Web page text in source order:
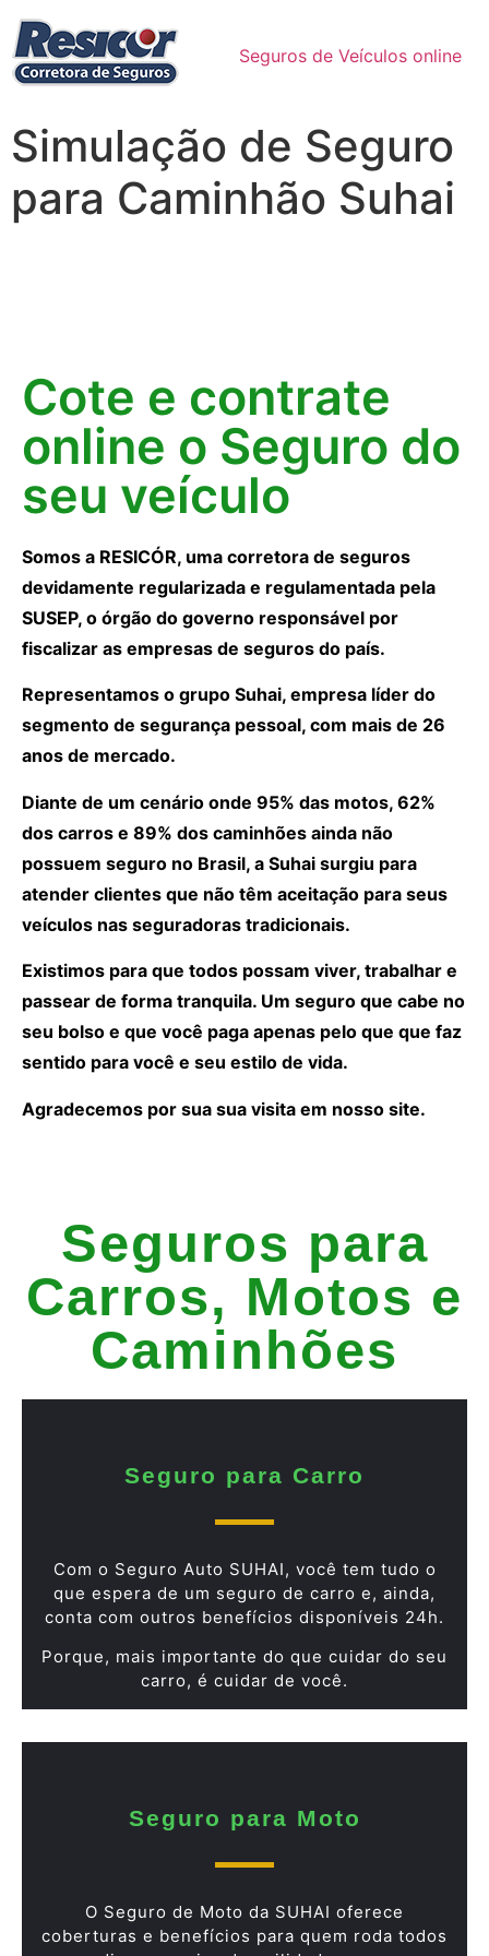
Seguros de Veículos online
Simulação de Seguro
para Caminhão Suhai
Cote e contrate
online o Seguro do
seu veículo
Somos a RESICÓR, uma corretora de seguros
devidamente regularizada e regulamentada pela
SUSEP, o órgão do governo responsável por
fiscalizar as empresas de seguros do país.
Representamos o grupo Suhai, empresa líder do
segmento de segurança pessoal, com mais de 26
anos de mercado.
Diante de um cenário onde 95% das motos, 62%
dos carros e 89% dos caminhões ainda não
possuem seguro no Brasil, a Suhai surgiu para
atender clientes que não têm aceitação para seus
veículos nas seguradoras tradicionais.
Existimos para que todos possam viver, trabalhar e
passear de forma tranquila. Um seguro que cabe no
seu bolso e que você paga apenas pelo que que faz
sentido para você e seu estilo de vida.
Agradecemos por sua sua visita em nosso site.
Seguros para
Carros, Motos e
Caminhões
Seguro para Carro
Com o Seguro Auto SUHAI, você tem tudo o
que espera de um seguro de carro e, ainda,
conta com outros benefícios disponíveis 24h.
Porque, mais importante do que cuidar do seu
carro, é cuidar de você.
Seguro para Moto
O Seguro de Moto da SUHAI oferece
coberturas e benefícios para quem roda todos